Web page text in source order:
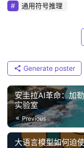
通用符号推理
Generate poster
安圭拉AI革命：加
实验室‌
Previous
大语言模型如何迫